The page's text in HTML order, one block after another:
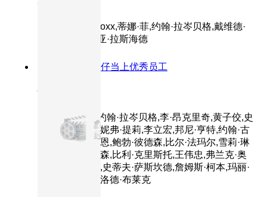
主演：Jamie,Foxx,蒂娜·菲,约翰·拉岑贝格,戴维德·
迪格斯,菲利西亚·拉斯海德
大眼仔当上优秀员工
主演：胡立成,约翰·拉岑贝格,李·昂克里奇,黄子佼,史
蒂夫·布西密,詹妮弗·提莉,李立宏,邦尼·亨特,约翰·古
德曼,华莱士·肖恩,鲍勃·彼德森,比尔·法玛尔,雪莉·琳
恩,丹尼尔·吉尔森,比利·克里斯托,王伟忠,弗兰克·奥
兹,杰克·安杰尔,史蒂夫·萨斯坎德,詹姆斯·柯本,玛丽·
吉布斯,塞缪尔·洛德·布莱克